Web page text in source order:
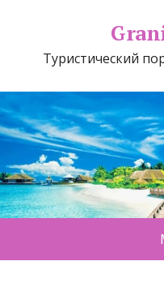
Туристический